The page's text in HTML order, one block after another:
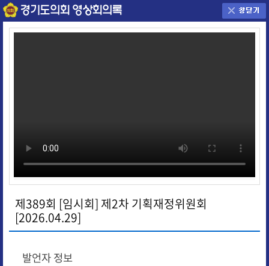
제389회 [임시회] 제2차 기획재정위원회
[2026.04.29]
발언자 정보